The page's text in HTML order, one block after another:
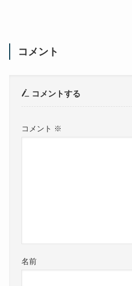
コメント
コメントする
コメント ※
名前